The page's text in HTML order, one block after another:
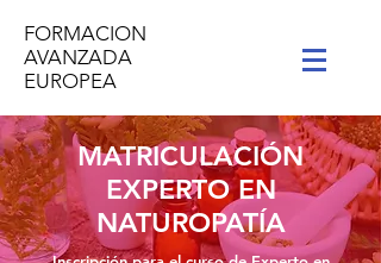
FORMACION
AVANZADA
EUROPEA
MATRICULACIÓN
EXPERTO EN
NATUROPATÍA